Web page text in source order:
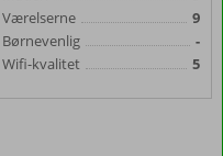
Værelserne
9
Børnevenlig
-
Wifi-kvalitet
5